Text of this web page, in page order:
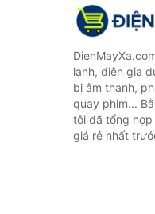
lạnh, điện gia
bị âm thanh,
quay phim...
tôi đã tổng hợp
giá rẻ nhất